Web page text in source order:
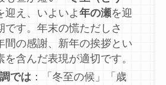
迎え、いよいよ 年の瀬を迎
です。年末の慌ただしさ
間の感謝、新年の挨拶とい
を含んだ表現が適切です。
では ：「冬至の候」「歳